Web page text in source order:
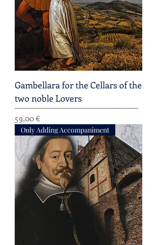
Gambellara for the Cellars of the
two noble Lovers
Preis
59,00 €
Only Adding Accompaniment